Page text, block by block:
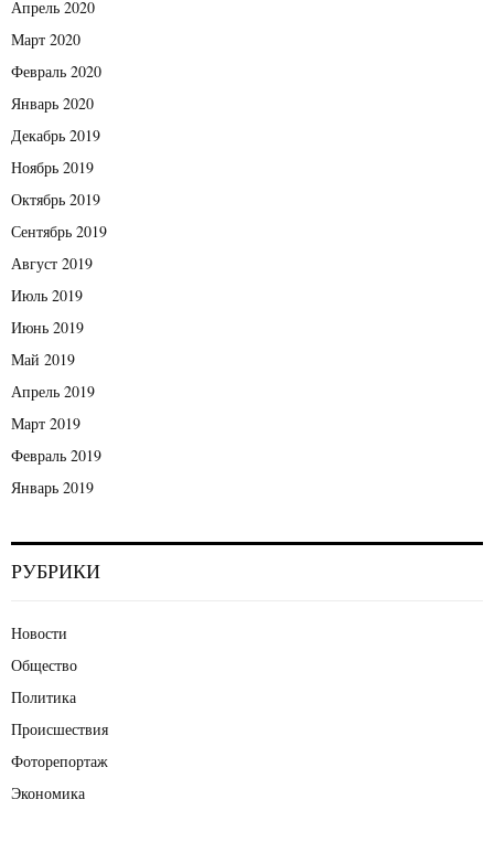
Апрель 2020
Март 2020
Февраль 2020
Январь 2020
Декабрь 2019
Ноябрь 2019
Октябрь 2019
Сентябрь 2019
Август 2019
Июль 2019
Июнь 2019
Май 2019
Апрель 2019
Март 2019
Февраль 2019
Январь 2019
РУБРИКИ
Новости
Общество
Политика
Происшествия
Фоторепортаж
Экономика